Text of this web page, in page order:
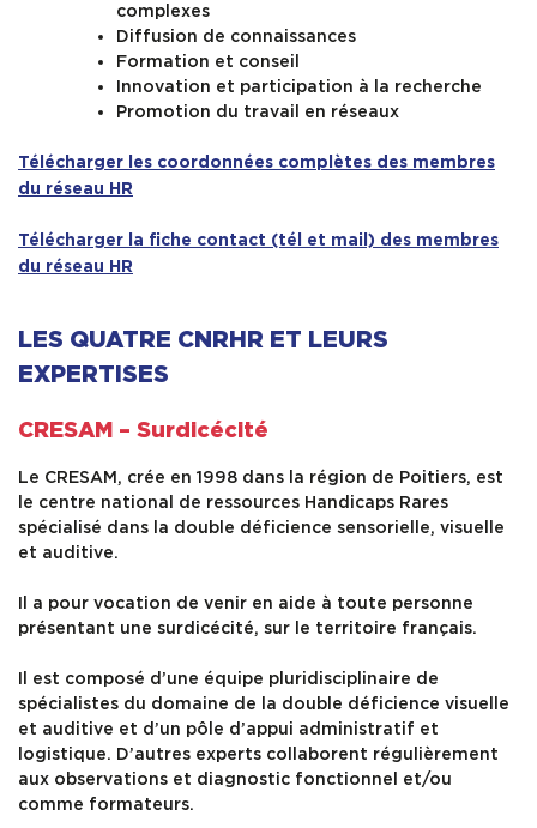
complexes
Diffusion de connaissances
Formation et conseil
Innovation et participation à la recherche
Promotion du travail en réseaux
Télécharger les coordonnées complètes des membres
du réseau HR
Télécharger la fiche contact (tél et mail) des membres
du réseau HR
LES QUATRE CNRHR ET LEURS
EXPERTISES
CRESAM – Surdicécité
Le CRESAM, crée en 1998 dans la région de Poitiers, est
le centre national de ressources Handicaps Rares
spécialisé dans la double déficience sensorielle, visuelle
et auditive.
Il a pour vocation de venir en aide à toute personne
présentant une surdicécité, sur le territoire français.
Il est composé d’une équipe pluridisciplinaire de
spécialistes du domaine de la double déficience visuelle
et auditive et d’un pôle d’appui administratif et
logistique. D’autres experts collaborent régulièrement
aux observations et diagnostic fonctionnel et/ou
comme formateurs.